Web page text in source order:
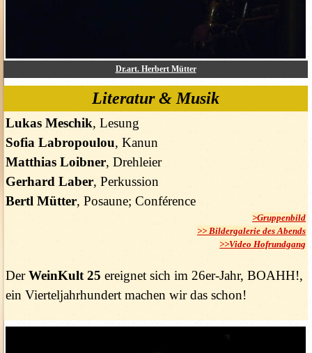
Dr.art. Herbert Mütter
Literatur & Musik
Lukas Meschik, Lesung
Sofia Labropoulou, Kanun
Matthias Loibner, Drehleier
Gerhard Laber, Perkussion
Bertl Mütter, Posaune; Conférence
>Gruppenbild
>> Bildergalerie des Abends
>>Video Hofrundgang
DerWeinKult 25 ereignet sich im 26er-Jahr, BOAHH!,
ein Vierteljahrhundert machen wir das schon!